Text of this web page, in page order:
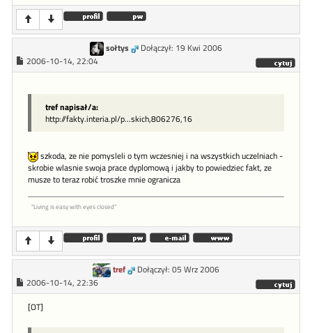
sołtys
Dołączył: 19 Kwi 2006
2006-10-14, 22:04
tref napisał/a:
http://fakty.interia.pl/p...skich,806276,16
szkoda, ze nie pomysleli o tym wczesniej i na wszystkich uczelniach -
skrobie wlasnie swoja prace dyplomową i jakby to powiedziec fakt, ze
musze to teraz robić troszke mnie ogranicza
"Living is easy with eyes closed"
tref
Dołączył: 05 Wrz 2006
2006-10-14, 22:36
[OT]